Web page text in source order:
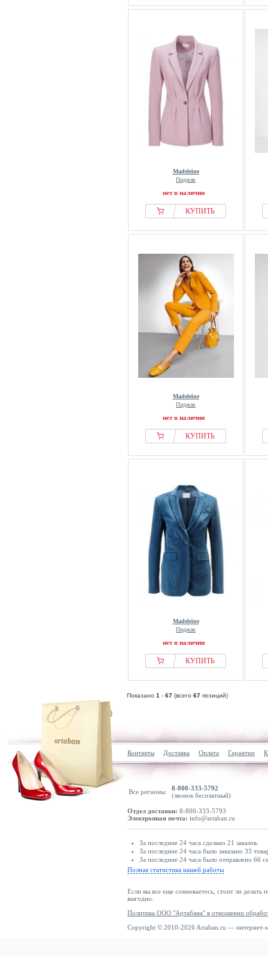
Madeleine
Пиджак
нет в наличии
КУПИТЬ
Madeleine
Пиджак
нет в наличии
КУПИТЬ
Madeleine
Пиджак
нет в наличии
КУПИТЬ
Показано 1 - 67 (всего 67 позиций)
Контакты Доставка Оплата Гарантии
Все регионы
8-800-333-5792
(звонок бесплатный)
Отдел доставки: 8-800-333-5793
Электронная почта: info@artaban.ru
За последние 24 часа сделано 21 заказов.
За последние 24 часа было заказано 33
За последние 24 часа было отправлено 66
Полная статистика нашей работы
Если вы все еще сомневаетесь, стоит ли делать
выгодно.
Политика ООО "Артабана" в отношении
Copyright © 2010-2026 Artaban.ru — интернет-